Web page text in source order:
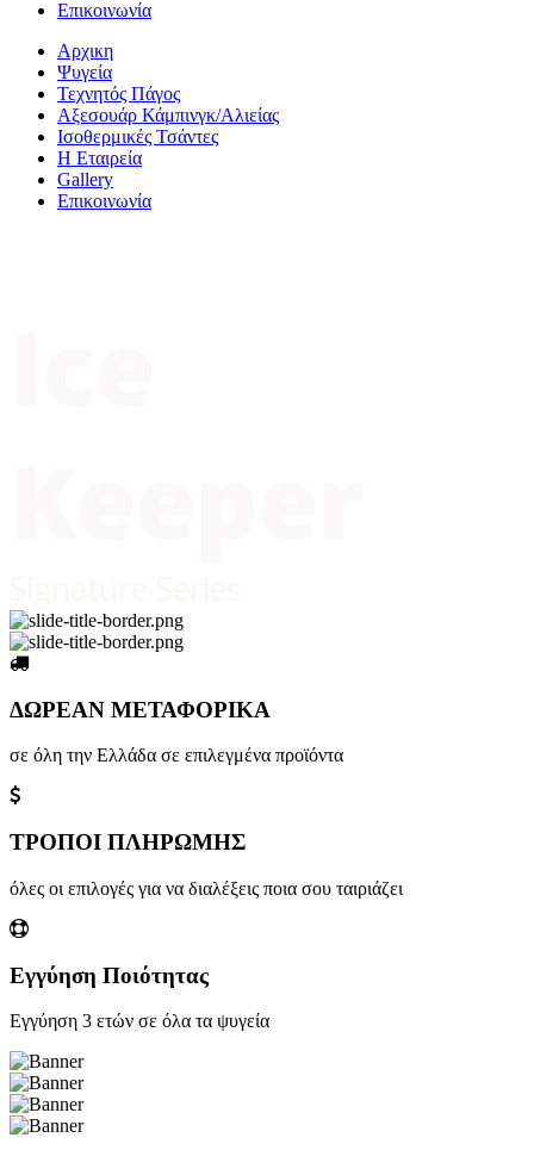
Επικοινωνία
Αρχικη
Ψυγεία
Τεχνητός Πάγος
Αξεσουάρ Κάμπινγκ/Αλιείας
Ισοθερμικές Τσάντες
Η Εταιρεία
Gallery
Επικοινωνία
ΔΩΡΕΑΝ ΜΕΤΑΦΟΡΙΚΑ
σε όλη την Ελλάδα σε επιλεγμένα προϊόντα
ΤΡΟΠΟΙ ΠΛΗΡΩΜΗΣ
όλες οι επιλογές για να διαλέξεις ποια σου ταιριάζει
Εγγύηση Ποιότητας
Εγγύηση 3 ετών σε όλα τα ψυγεία